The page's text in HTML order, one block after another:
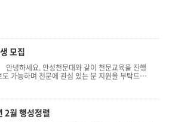
모집
가능하며 천문에 관심 있는 분 지원을 부탁드립
2월 행성정렬